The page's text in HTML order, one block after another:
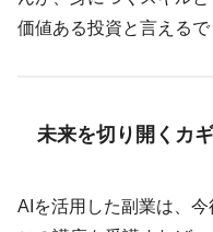
価値ある投資と言えるで
未来を切り開くカ
AIを活用した副業は、今